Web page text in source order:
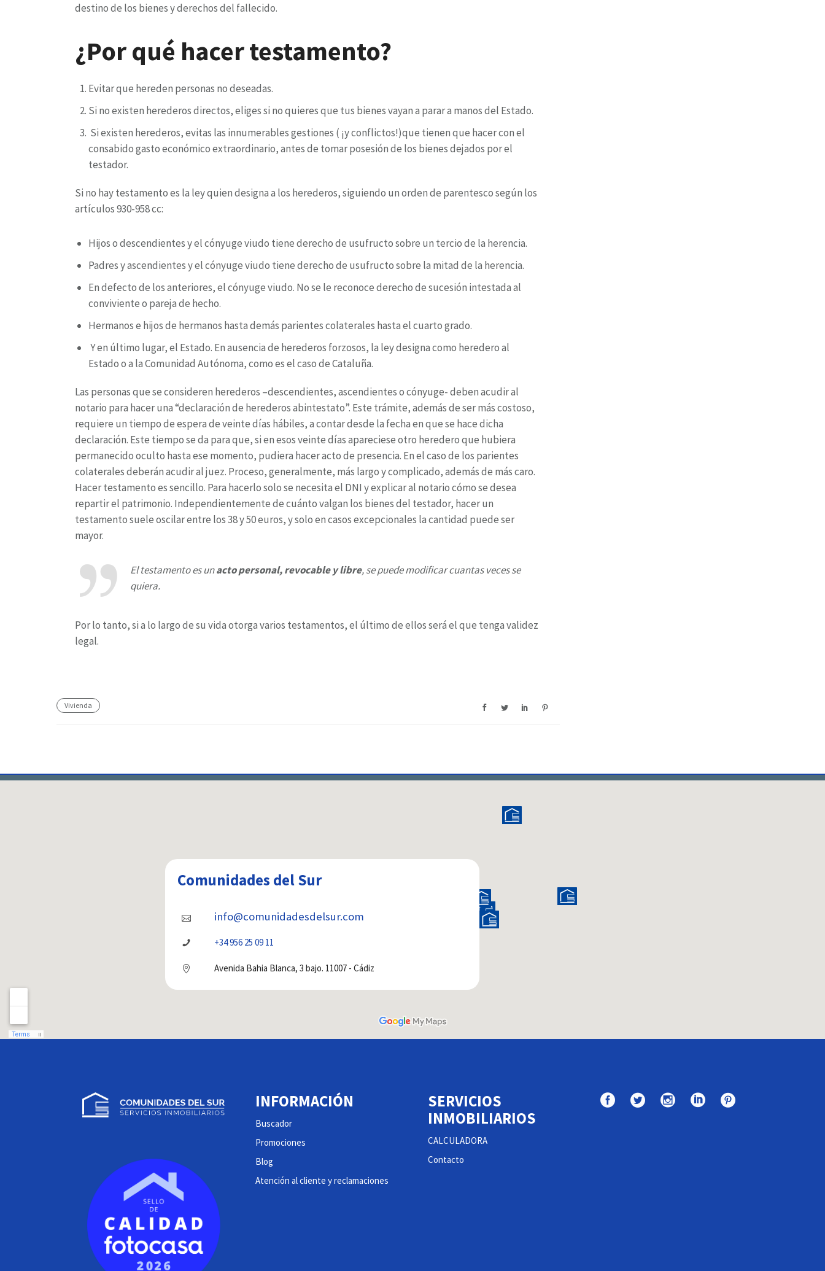
destino de los bienes y derechos del fallecido.
¿Por qué hacer testamento?
Evitar que hereden personas no deseadas.
Si no existen herederos directos, eliges si no quieres que tus bienes vayan a parar a manos del Estado.
Si existen herederos, evitas las innumerables gestiones ( ¡y conflictos!)que tienen que hacer con el
consabido gasto económico extraordinario, antes de tomar posesión de los bienes dejados por el
testador.
Si no hay testamento es la ley quien designa a los herederos, siguiendo un orden de parentesco según los
artículos 930-958 cc:
Hijos o descendientes y el cónyuge viudo tiene derecho de usufructo sobre un tercio de la herencia.
Padres y ascendientes y el cónyuge viudo tiene derecho de usufructo sobre la mitad de la herencia.
En defecto de los anteriores, el cónyuge viudo. No se le reconoce derecho de sucesión intestada al
conviviente o pareja de hecho.
Hermanos e hijos de hermanos hasta demás parientes colaterales hasta el cuarto grado.
Y en último lugar, el Estado. En ausencia de herederos forzosos, la ley designa como heredero al
Estado o a la Comunidad Autónoma, como es el caso de Cataluña.
Las personas que se consideren herederos –descendientes, ascendientes o cónyuge- deben acudir al
notario para hacer una “declaración de herederos abintestato”. Este trámite, además de ser más costoso,
requiere un tiempo de espera de veinte días hábiles, a contar desde la fecha en que se hace dicha
declaración. Este tiempo se da para que, si en esos veinte días apareciese otro heredero que hubiera
permanecido oculto hasta ese momento, pudiera hacer acto de presencia. En el caso de los parientes
colaterales deberán acudir al juez. Proceso, generalmente, más largo y complicado, además de más caro.
Hacer testamento es sencillo. Para hacerlo solo se necesita el DNI y explicar al notario cómo se desea
repartir el patrimonio. Independientemente de cuánto valgan los bienes del testador, hacer un
testamento suele oscilar entre los 38 y 50 euros, y solo en casos excepcionales la cantidad puede ser
mayor.
El testamento es unacto personal, revocable y libre, se puede modificar cuantas veces se
quiera.
Por lo tanto, si a lo largo de su vida otorga varios testamentos, el último de ellos será el que tenga validez
legal.
Vivienda
Comunidades del Sur
info@comunidadesdelsur.com
+34 956 25 09 11
Avenida Bahia Blanca, 3 bajo. 11007 - Cádiz
INFORMACIÓN
Buscador
Promociones
Blog
Atención al cliente y reclamaciones
SERVICIOS
INMOBILIARIOS
CALCULADORA
Contacto